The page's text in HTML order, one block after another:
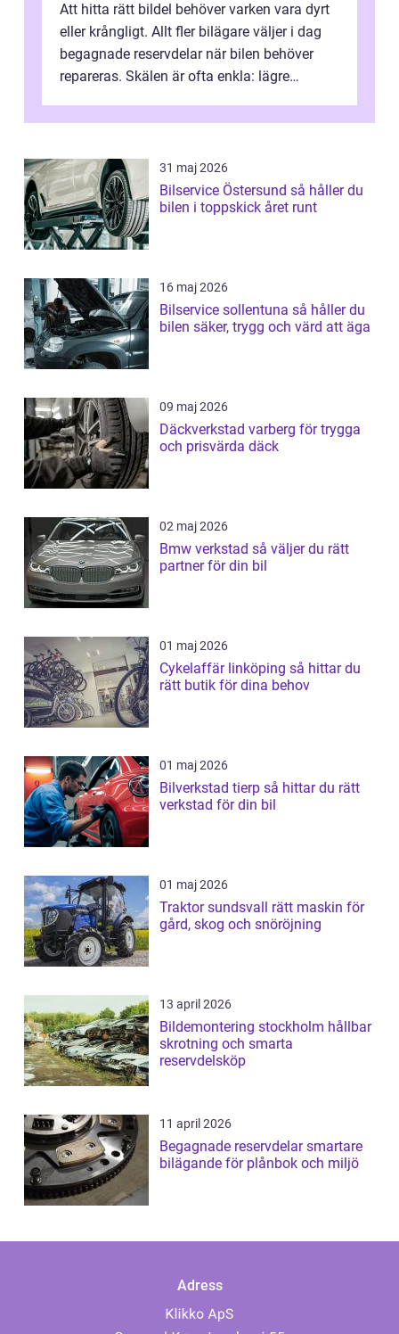
Att hitta rätt bildel behöver varken vara dyrt
eller krångligt. Allt fler bilägare väljer i dag
begagnade reservdelar när bilen behöver
repareras. Skälen är ofta enkla: lägre
31 maj 2026
Bilservice Östersund så håller du
bilen i toppskick året runt
16 maj 2026
Bilservice sollentuna så håller du
bilen säker, trygg och värd att äga
09 maj 2026
Däckverkstad varberg för trygga
och prisvärda däck
02 maj 2026
Bmw verkstad så väljer du rätt
partner för din bil
01 maj 2026
Cykelaffär linköping så hittar du
rätt butik för dina behov
01 maj 2026
Bilverkstad tierp så hittar du rätt
verkstad för din bil
01 maj 2026
Traktor sundsvall rätt maskin för
gård, skog och snöröjning
13 april 2026
Bildemontering stockholm hållbar
skrotning och smarta
reservdelsköp
11 april 2026
Begagnade reservdelar smartare
bilägande för plånbok och miljö
Adress